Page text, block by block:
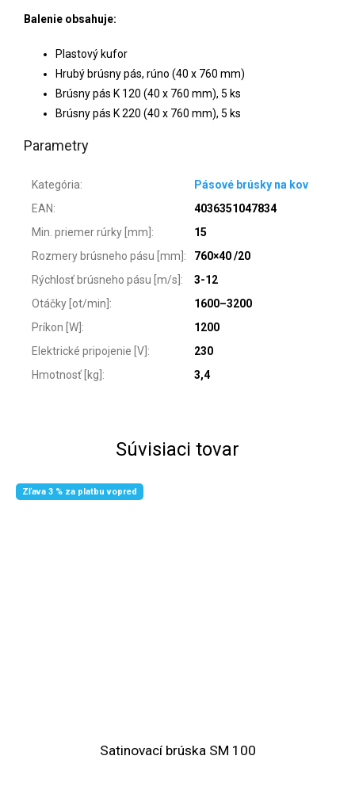
Balenie obsahuje:
Plastový kufor
Hrubý brúsny pás, rúno (40 x 760 mm)
Brúsny pás K 120 (40 x 760 mm), 5 ks
Brúsny pás K 220 (40 x 760 mm), 5 ks
Parametry
Kategória:
Pásové brúsky na kov
EAN:
4036351047834
Min. priemer rúrky [mm] :
15
Rozmery brúsneho pásu [mm] :
760×40 /20
Rýchlosť brúsneho pásu [m/s] :
3-12
Otáčky [ot/min] :
1600–3200
Príkon [W] :
1200
Elektrické pripojenie [V] :
230
Hmotnosť [kg] : 3,4
Súvisiaci tovar
Zľava 3 % za platbu vopred
Satinovací brúska SM 100